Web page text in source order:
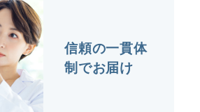
信頼の一貫体
制でお届け